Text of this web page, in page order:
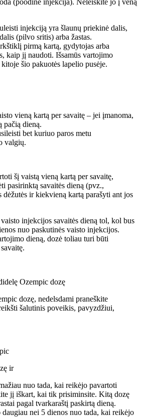
(poodinė injekcija). Neleiskite jo į veną
injekciją yra šlaunų priekinė dalis,
(pilvo sritis) arba žastas.
pirmą kartą, gydytojas arba
kaip jį naudoti. Išsamūs vartojimo
šio pakuotės lapelio pusėje.
vieną kartą per savaitę – jei įmanoma,
pačią dieną.
bet kuriuo paros metu
valgių.
šį vaistą vieną kartą per savaitę,
pasirinktą savaitės dieną (pvz.,
dėžutės ir kiekvieną kartą parašyti ant jos
injekcijos savaitės dieną tol, kol bus
nuo paskutinės vaisto injekcijos.
dieną, dozė toliau turi būti
Ozempic dozę
dozę, nedelsdami praneškite
šalutinis poveikis, pavyzdžiui,
ir
nuo tada, kai reikėjo pavartoti
jį iškart, kai tik prisiminsite. Kitą dozę
pagal tvarkaraštį paskirtą dieną.
nei 5 dienos nuo tada, kai reikėjo